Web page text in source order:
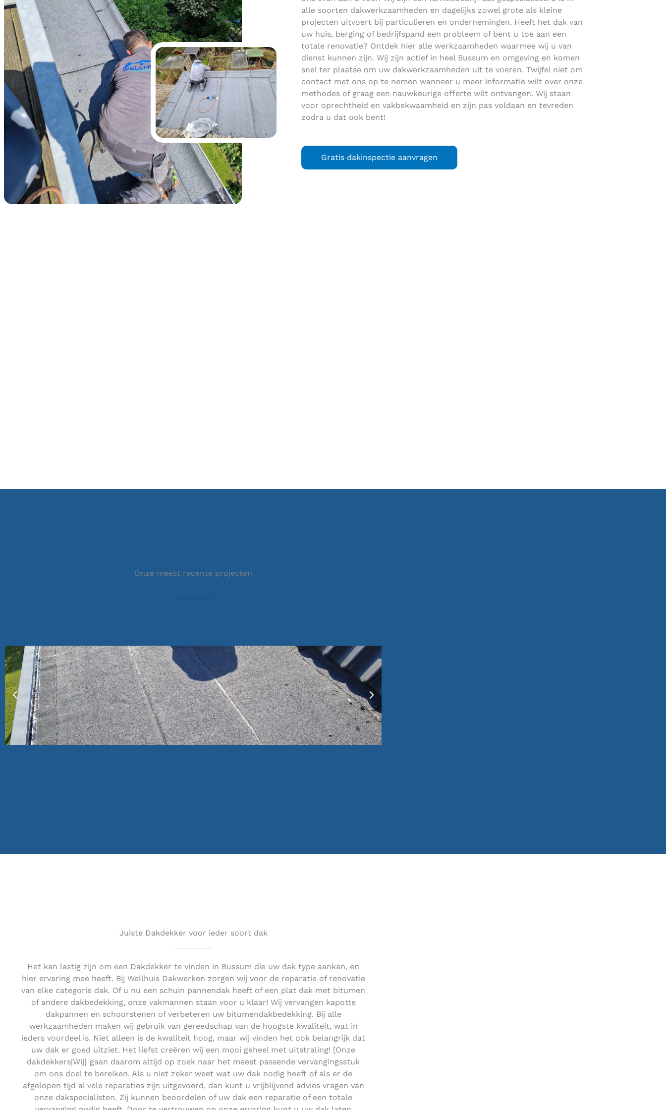
alle soorten dakwerkzaamheden en dagelijks zowel grote als kleine
projecten uitvoert bij particulieren en ondernemingen. Heeft het dak van
uw huis, berging of bedrijfspand een probleem of bent u toe aan een
totale renovatie? Ontdek hier alle werkzaamheden waarmee wij u van
dienst kunnen zijn. Wij zijn actief in heel Bussum en omgeving en komen
snel ter plaatse om uw dakwerkzaamheden uit te voeren. Twijfel niet om
contact met ons op te nemen wanneer u meer informatie wilt over onze
methodes of graag een nauwkeurige offerte wilt ontvangen. Wij staan
voor oprechtheid en vakbekwaamheid en zijn pas voldaan en tevreden
zodra u dat ook bent!
Gratis dakinspectie aanvragen
Onze meest recente projecten
Juiste Dakdekker voor ieder soort dak
Het kan lastig zijn om een Dakdekker te vinden in Bussum die uw dak type aankan, en
hier ervaring mee heeft. Bij Wellhuis Dakwerken zorgen wij voor de reparatie of renovatie
van elke categorie dak. Of u nu een schuin pannendak heeft of een plat dak met bitumen
of andere dakbedekking, onze vakmannen staan voor u klaar! Wij vervangen kapotte
dakpannen en schoorstenen of verbeteren uw bitumendakbedekking. Bij alle
werkzaamheden maken wij gebruik van gereedschap van de hoogste kwaliteit, wat in
ieders voordeel is. Niet alleen is de kwaliteit hoog, maar wij vinden het ook belangrijk dat
uw dak er goed uitziet. Het liefst creëren wij een mooi geheel met uitstraling! [Onze
dakdekkers|Wij} gaan daarom altijd op zoek naar het meest passende vervangingsstuk
om ons doel te bereiken. Als u niet zeker weet wat uw dak nodig heeft of als er de
afgelopen tijd al vele reparaties zijn uitgevoerd, dan kunt u vrijblijvend advies vragen van
onze dakspecialisten. Zij kunnen beoordelen of uw dak een reparatie of een totale